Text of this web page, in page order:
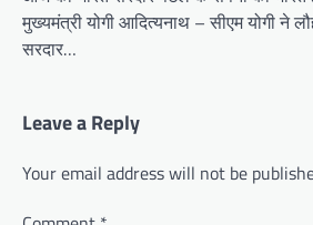
मुख्यमंत्री योगी आदित्यनाथ – सीएम योगी ने
सरदार…
Leave a Reply
Your email address will not be